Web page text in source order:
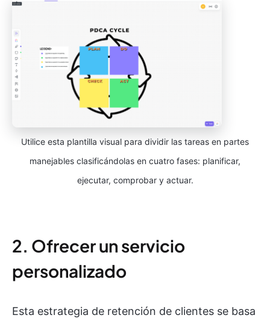
Utilice esta plantilla visual para dividir las tareas en partes
manejables clasificándolas en cuatro fases: planificar,
ejecutar, comprobar y actuar.
2. Ofrecer un servicio
personalizado
Esta estrategia de retención de clientes se basa